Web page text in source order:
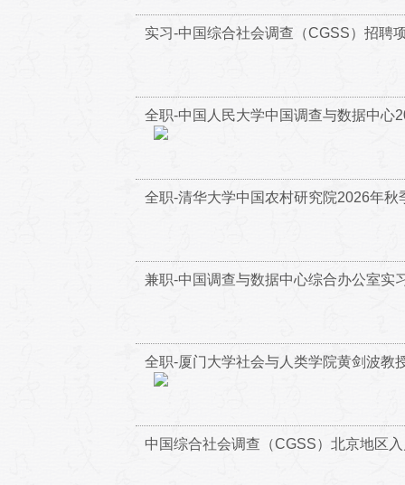
实习-中国综合社会调查（CGSS）招聘
全职-中国人民大学中国调查与数据中心
全职-清华大学中国农村研究院2026年秋
兼职-中国调查与数据中心综合办公室实
全职-厦门大学社会与人类学院黄剑波教
中国综合社会调查（CGSS）北京地区